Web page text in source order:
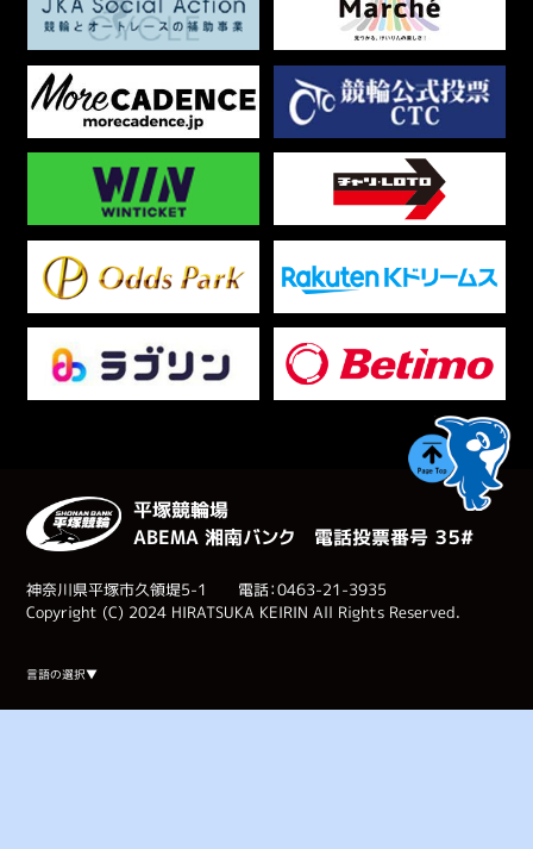
平塚競輪場
ABEMA 湘南バンク 電話投票番号 ３５#
神奈川県平塚市久領堤5-1 電話：0463-21-3935
Copyright (C) 2024 HIRATSUKA KEIRIN All Rights Reserved.
言語の選択▼
Select Language